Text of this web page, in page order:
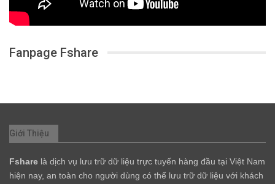
Fanpage Fshare
Giới Thiệu
Fshare là dịch vụ lưu trữ dữ liệu trực tuyến hàng đầu tại Việt Nam
hiện nay, an toàn cho người dùng có thể lưu trữ dữ liệu với khách